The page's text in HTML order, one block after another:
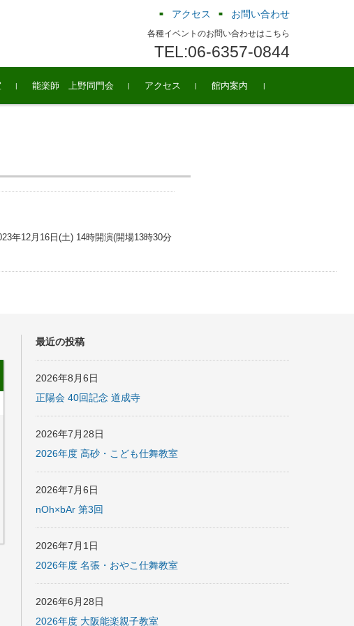
アクセス お問い合わせ
各種イベントのお問い合わせはこちら
TEL:06-6357-0844
能楽師 上野同門会 アクセス 館内案内
年12月16日(土) 14時開演(開場13時30分
最近の投稿
2026年8月6日
正陽会 40回記念 道成寺
2026年7月28日
2026年度 高砂・こども仕舞教室
2026年7月6日
nOh×bAr 第3回
2026年7月1日
2026年度 名張・おやこ仕舞教室
2026年6月28日
2026年度 大阪能楽親子教室